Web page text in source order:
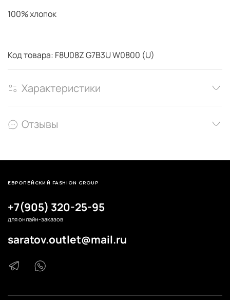
100% хлопок
Код товара: F8U08Z G7B3U W0800 (U)
Характеристики
Отзывы
+7(905) 320-25-95
для онлайн-заказов
saratov.outlet@mail.ru
ЕВРОПЕЙСКИЙ FASHION GROUP